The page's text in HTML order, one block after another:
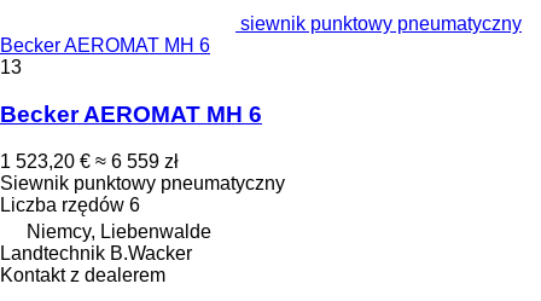
siewnik punktowy pneumatyczny
Becker AEROMAT MH 6
13
Becker AEROMAT MH 6
1 523,20 € ≈ 6 559 zł
Siewnik punktowy pneumatyczny
Liczba rzędów 6
Niemcy, Liebenwalde
Landtechnik B.Wacker
Kontakt z dealerem